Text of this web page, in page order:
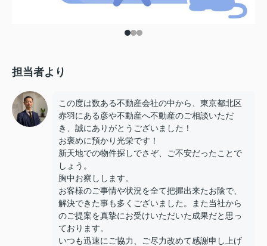
担当者より
この度は数ある不動産会社の中から、東京都北区
赤羽にある彦や不動産へ不動産のご相談いただ
き、誠にありがとうございました！
お褒めに預かり光栄です！
新天地での物件探しでさぞ、ご不安だったことで
しょう。
胸中お察しします。
お客様のご事情や状況を全て把握出来たお陰で、
解決できた事も多くございました。また当社から
のご提案を真摯にお受けいただいた成果だと思っ
ております。
いつも迅速にご協力、ご尽力改めて感謝申し上げ